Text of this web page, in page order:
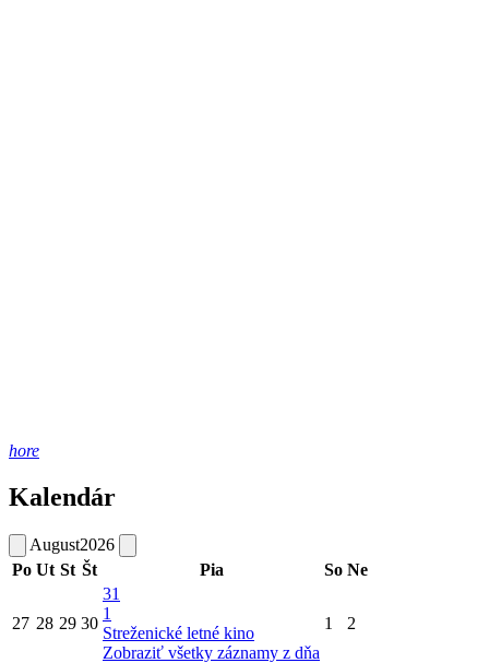
hore
Kalendár
August2026
Po Ut St Št Pia So Ne
27 28 29 30
31
1
Streženické letné kino
Zobraziť všetky záznamy z dňa
1 2